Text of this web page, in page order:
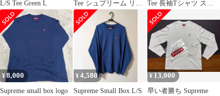
L/S Tee Green L
Tee シュプリーム リア
ルツリー
Tee 長袖Tシャツ スモ
ール
¥8,000
Supreme small box logo
¥4,580
Supreme Small Box L/S
¥ 13,000
早い者勝ち Supreme